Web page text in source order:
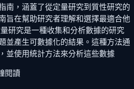
南，涵蓋了從定量研究到質性研究的
旨在幫助研究者理解和選擇最適合他
研究是一種收集和分析數據的研究
並產生可數據化的結果。這種方法通
並使用統計方法來分析這些數據
閱讀